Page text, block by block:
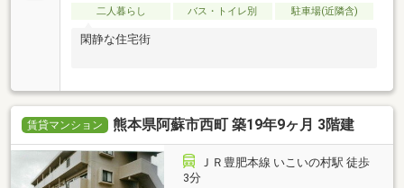
二人暮らし
バス・トイレ別 駐車場(近隣含)
閑静な住宅街
賃貸マンション 熊本県阿蘇市西町 築19年9ヶ月 3階建
ＪＲ豊肥本線 いこいの村駅 徒歩
3分